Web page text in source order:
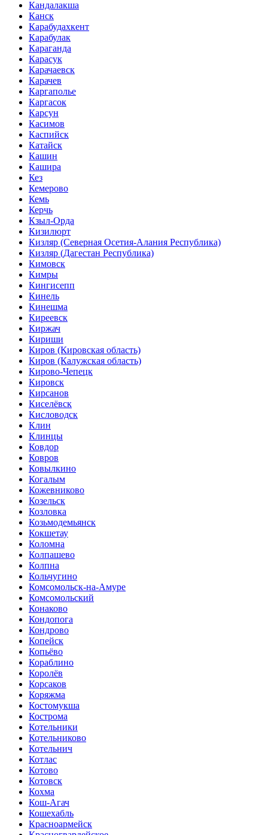
Кандалакша
Канск
Карабудахкент
Карабулак
Караганда
Карасук
Карачаевск
Карачев
Каргаполье
Каргасок
Карсун
Касимов
Каспийск
Катайск
Кашин
Кашира
Кез
Кемерово
Кемь
Керчь
Кзыл-Орда
Кизилюрт
Кизляр (Северная Осетия-Алания Республика)
Кизляр (Дагестан Республика)
Кимовск
Кимры
Кингисепп
Кинель
Кинешма
Киреевск
Киржач
Кириши
Киров (Кировская область)
Киров (Калужская область)
Кирово-Чепецк
Кировск
Кирсанов
Киселёвск
Кисловодск
Клин
Клинцы
Ковдор
Ковров
Ковылкино
Когалым
Кожевниково
Козельск
Козловка
Козьмодемьянск
Кокшетау
Коломна
Колпашево
Колпна
Кольчугино
Комсомольск-на-Амуре
Комсомольский
Конаково
Кондопога
Кондрово
Копейск
Копьёво
Кораблино
Королёв
Корсаков
Коряжма
Костомукша
Кострома
Котельники
Котельниково
Котельнич
Котлас
Котово
Котовск
Кохма
Кош-Агач
Кошехабль
Красноармейск